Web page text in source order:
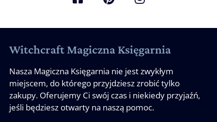
Witchcraft Magiczna Księgarnia
Nasza Magiczna Księgarnia nie jest zwykłym
miejscem, do którego przyjdziesz zrobić tylko
zakupy. Oferujemy Ci swój czas i niekiedy przyjaźń,
jeśli będziesz otwarty na naszą pomoc.